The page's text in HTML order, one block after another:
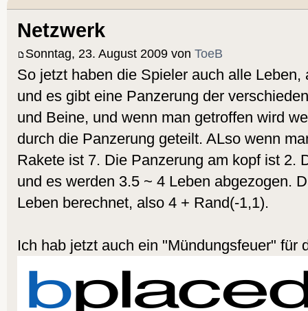
Netzwerk
Sonntag, 23. August 2009 von ToeB
So jetzt haben die Spieler auch alle
und es gibt eine Panzerung der
und Beine, und wenn man getroffen wird
durch die Panzerung geteilt. ALso wenn
Rakete ist 7. Die Panzerung am kopf ist 2.
und es werden 3.5 ~ 4 Leben abgezogen.
Leben berechnet, also 4 + Rand(-1,1).
Ich hab jetzt auch ein "Mündungsfeuer" für